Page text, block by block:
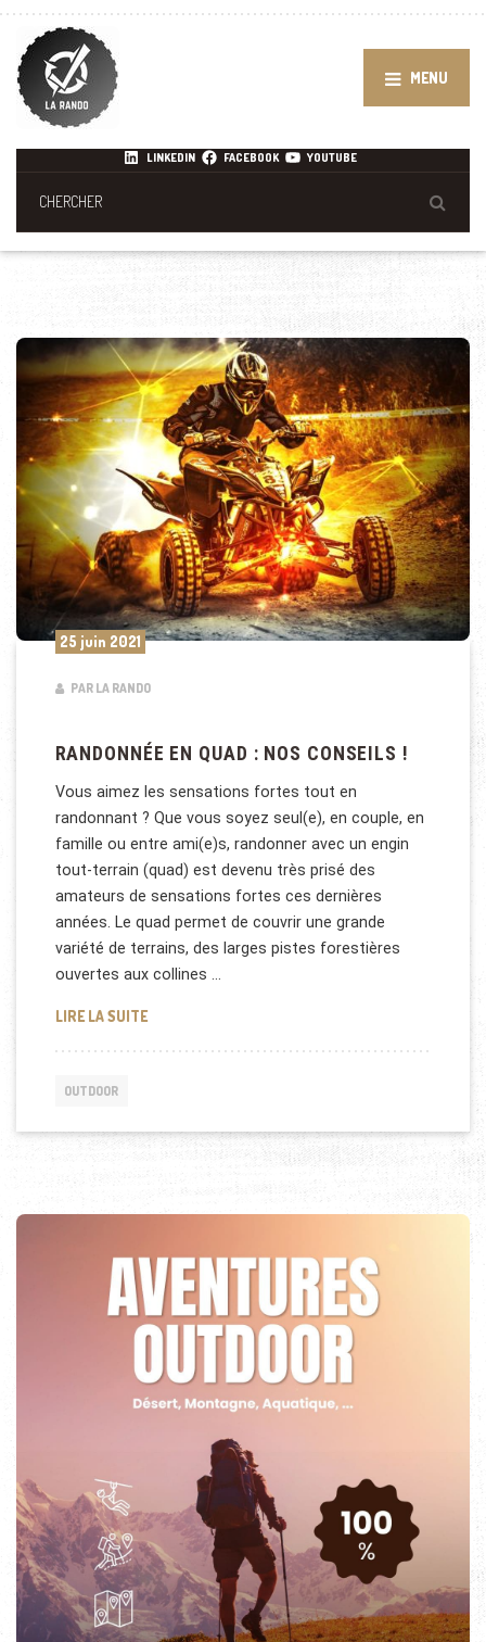
MENU
LINKEDIN FACEBOOK YOUTUBE
25 juin 2021
PAR LA RANDO
RANDONNÉE EN QUAD : NOS CONSEILS !
Vous aimez les sensations fortes tout en
randonnant ? Que vous soyez seul(e), en couple, en
famille ou entre ami(e)s, randonner avec un engin
tout-terrain (quad) est devenu très prisé des
amateurs de sensations fortes ces dernières
années. Le quad permet de couvrir une grande
variété de terrains, des larges pistes forestières
ouvertes aux collines …
LIRE LA SUITERANDONNÉE EN QUAD : NOS CONSEILS !
OUTDOOR